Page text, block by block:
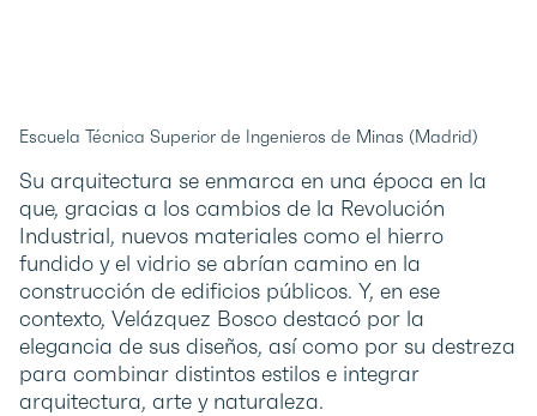
Escuela Técnica Superior de Ingenieros de Minas (Madrid)
Su arquitectura se enmarca en una época en la
que, gracias a los cambios de la Revolución
Industrial, nuevos materiales como el hierro
fundido y el vidrio se abrían camino en la
construcción de edificios públicos. Y, en ese
contexto, Velázquez Bosco destacó por la
elegancia de sus diseños, así como por su destreza
para combinar distintos estilos e integrar
arquitectura, arte y naturaleza.